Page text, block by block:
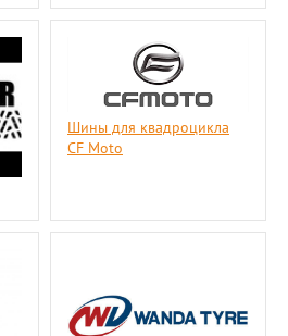
Шины для квадроцикла
CF Moto